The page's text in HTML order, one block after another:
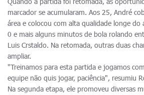
marcador se acumularam. Aos 25, André
área e colocou com alta qualidade longe do
0 e mais alguns minutos de bola rolando
Luis Crstaldo. Na retomada, outras duas
ampliar.
"Treinamos para esta partida e jogamos
equipe não quis jogar, paciência", resumiu
Na segunda etapa, ele promoveu diversas